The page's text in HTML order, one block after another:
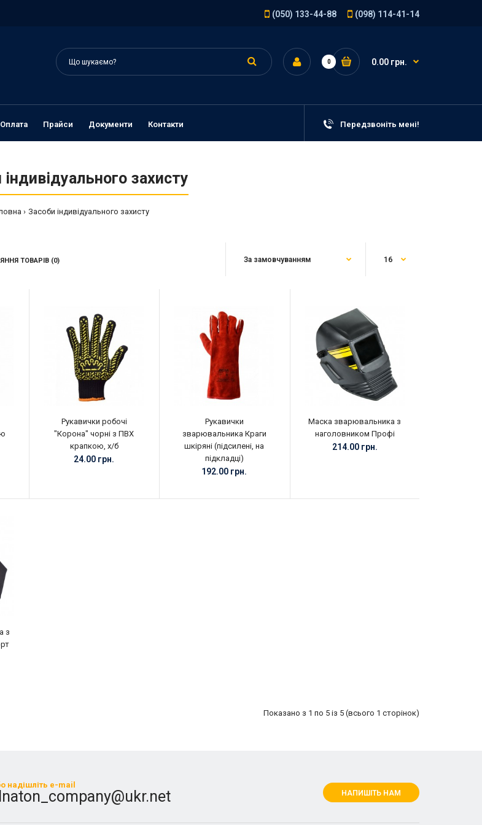
(050) 133-44-88 (098) 114-41-14
0 0.00 грн.
Оплата Прайси Документи Контакти Передзвоніть мені!
захисту
Засоби індивідуального захисту
ТОВАРІВ (0)
Рукавички робочі
"Корона" чорні з ПВХ
крапкою, х/б
24.00 грн.
Рукавички
зварювальника Краги
шкіряні (підсилені, на
підкладці)
192.00 грн.
Маска зварювальника з
наголовником Профі
214.00 грн.
з
Показано з 1 по 5 із 5 (всього 1 сторінок)
надішліть e-mail
НАПИШІТЬ НАМ